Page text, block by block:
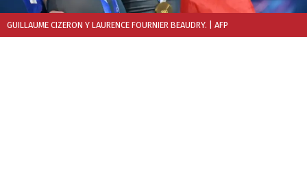
GUILLAUME CIZERON Y LAURENCE FOURNIER BEAUDRY. | AFP